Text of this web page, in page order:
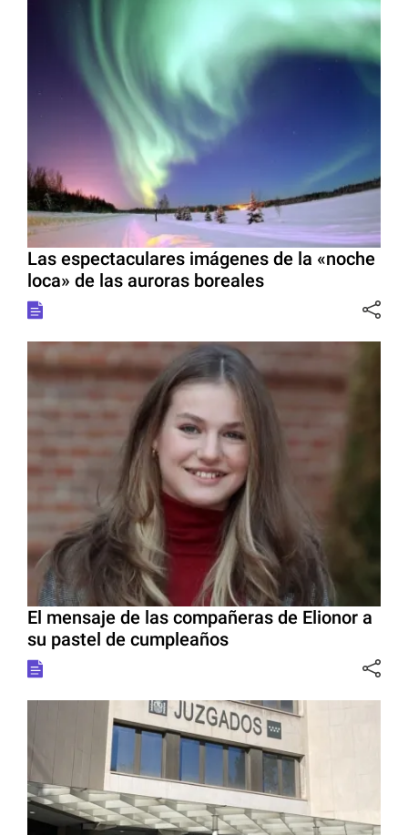
Las espectaculares imágenes de la «noche
loca» de las auroras boreales
El mensaje de las compañeras de Elionor a
su pastel de cumpleaños